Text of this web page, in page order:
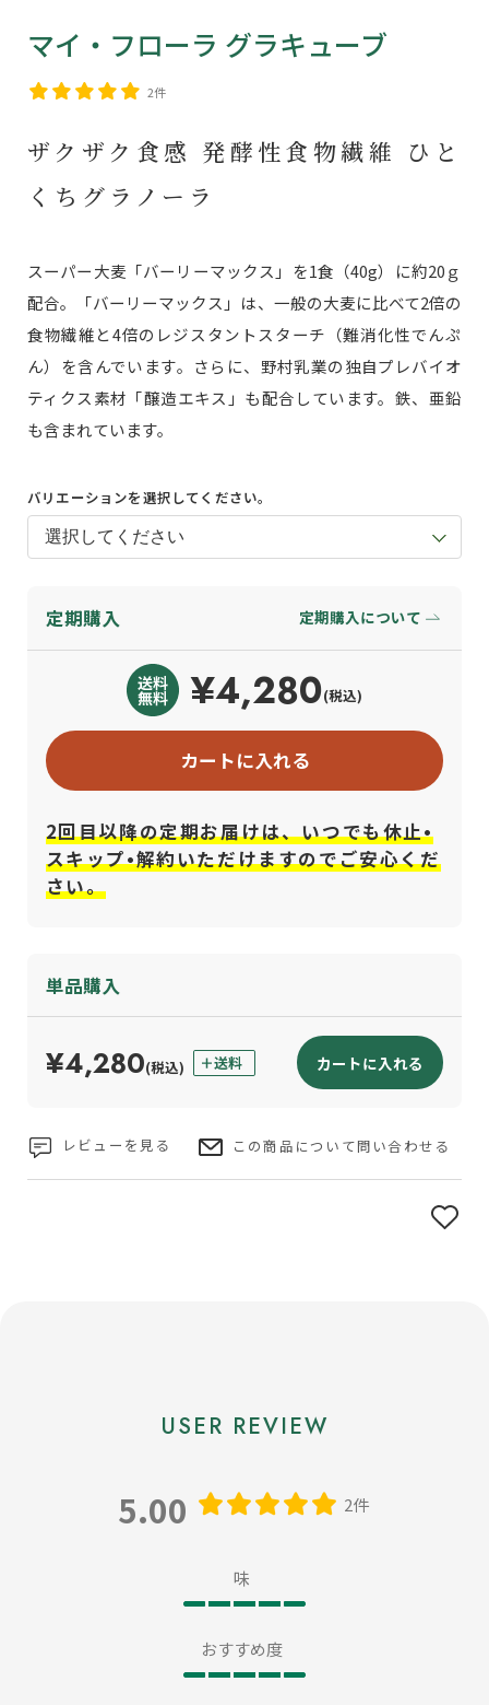
マイ・フローラ グラキューブ
2件
ザクザク食感 発酵性食物繊維 ひと
くちグラノーラ
スーパー大麦「バーリーマックス」を1食（40g）に約20ｇ
配合。「バーリーマックス」は、一般の大麦に比べて2倍の
食物繊維と4倍のレジスタントスターチ（難消化性でんぷ
ん）を含んでいます。さらに、野村乳業の独自プレバイオ
ティクス素材「醸造エキス」も配合しています。鉄、亜鉛
も含まれています。
バリエーションを選択してください。
定期購入 定期購入について
¥4,280(税込)
カートに入れる
2回目以降の定期お届けは、いつでも休止•
スキップ•解約いただけますのでご安心くだ
さい。
単品購入
¥4,280(税込) カートに入れる
レビューを見る この商品について問い合わせる
5.00 2件
味
おすすめ度